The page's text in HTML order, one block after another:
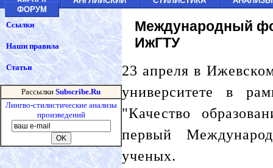
ФОРУМ
Международный
ИжГТУ
23 апреля в
университете в
"Качество
первый
ученых.
Ссылки
Наши правила
Статьи
Рассылки Subscribe.Ru
Лингво-стилистические анализы
произведений